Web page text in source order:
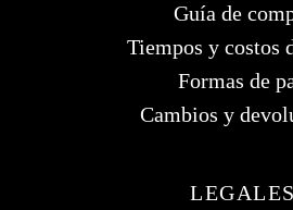
Guía de
Tiempos y costos
Formas de
Cambios y
LEGALES